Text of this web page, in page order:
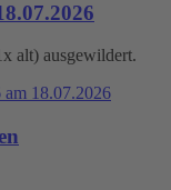
alt) ausgewildert.
am 18.07.2026